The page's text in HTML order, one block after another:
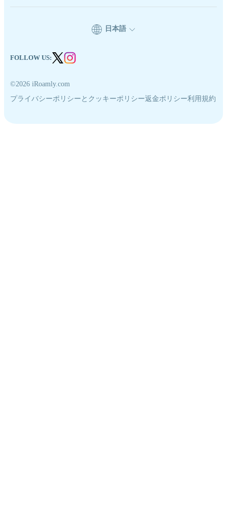
サポートセンター
eSIMの基礎知識
©2026 iRoamly.com
プライバシーポリシーとクッキーポリシー返金ポリシー利用規約
日本語
FOLLOW US: